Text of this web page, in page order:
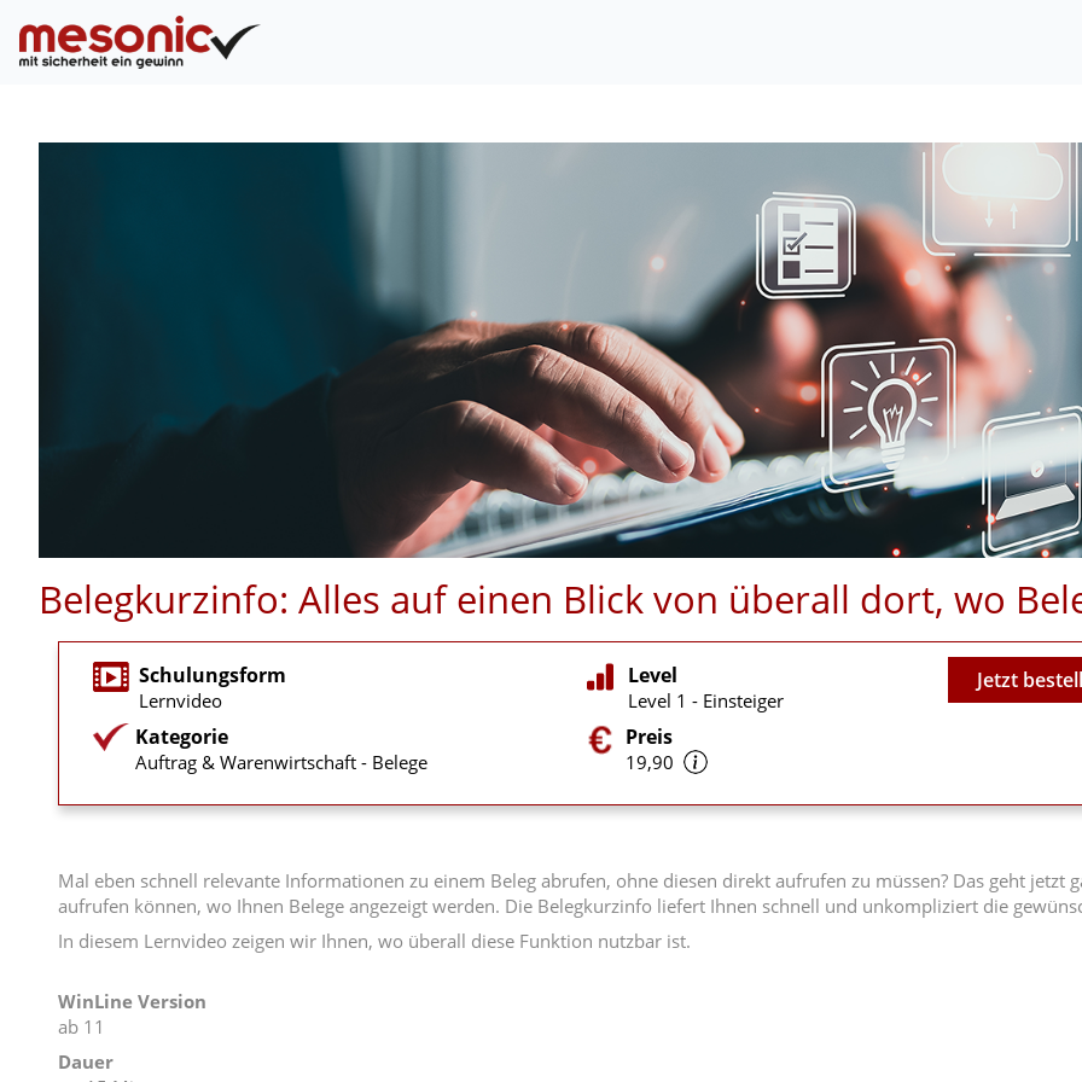
Belegkurzinfo: Alles auf einen Blick von überall dort, wo
Schulungsform
Lernvideo
Kategorie
Auftrag & Warenwirtschaft - Belege
Level
Level 1 - Einsteiger
Preis
19,90
Video
Jetzt
Mal eben schnell relevante Informationen zu einem Beleg abrufen, ohne diesen direkt aufrufen zu müssen? Das geht jetzt
aufrufen können, wo Ihnen Belege angezeigt werden. Die Belegkurzinfo liefert Ihnen schnell und unkompliziert die
In diesem Lernvideo zeigen wir Ihnen, wo überall diese Funktion nutzbar ist.
WinLine Version
ab 11
Dauer